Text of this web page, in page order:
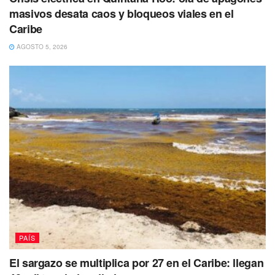
masivos desata caos y bloqueos viales en el
Caribe
AGOSTO 5, 2026
PAÍS
El sargazo se multiplica por 27 en el Caribe: llegan